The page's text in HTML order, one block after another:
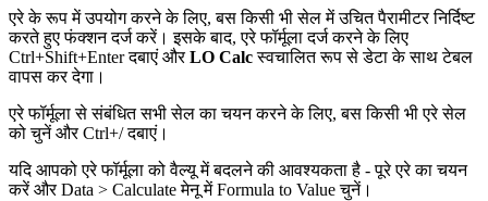
एरे के रूप में उपयोग करने के लिए, बस किसी भी सेल में उचित पैरामीटर निर्दिष्ट
करते हुए फंक्शन दर्ज करें। इसके बाद, एरे फॉर्मूला दर्ज करने के लिए
Ctrl+Shift+Enter दबाएं औरLO Calcस्वचालित रूप से डेटा के साथ टेबल
वापस कर देगा।
एरे फॉर्मूला से संबंधित सभी सेल का चयन करने के लिए, बस किसी भी एरे सेल
को चुनें और Ctrl+/दबाएं।
यदि आपको एरे फॉर्मूला को वैल्यू में बदलने की आवश्यकता है - पूरे एरे का चयन
करें औरData > Calculateमेनू मेंFormula to Valueचुनें।